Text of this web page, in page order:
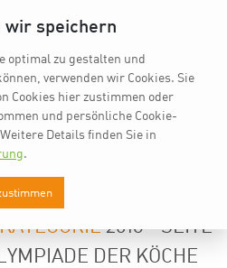
2 VON 2 - IKA -
DER KÖCHE
2016 - SEITE
DER KÖCHE
wir speichern
optimal zu gestalten und
verwenden wir Cookies. Sie
Cookies hier zustimmen oder
und persönliche Cookie-
Weitere Details finden Sie in
.